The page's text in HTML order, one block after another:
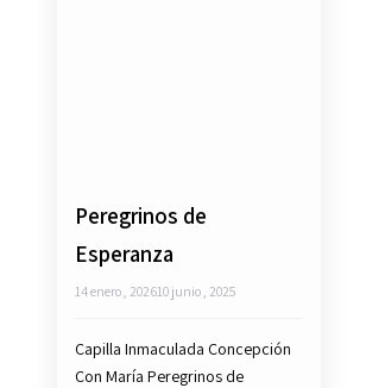
Peregrinos de
Esperanza
14 enero, 202610 junio, 2025
Capilla Inmaculada Concepción
Con María Peregrinos de